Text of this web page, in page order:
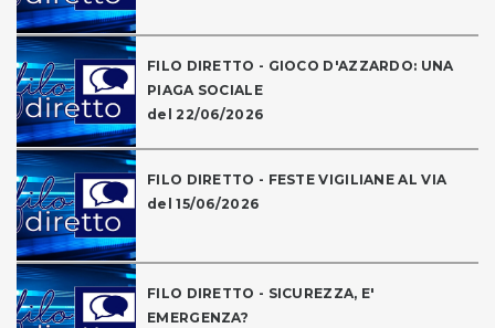
FILO DIRETTO - GIOCO D'AZZARDO: UNA
PIAGA SOCIALE
del 22/06/2026
FILO DIRETTO - FESTE VIGILIANE AL VIA
del 15/06/2026
FILO DIRETTO - SICUREZZA, E'
EMERGENZA?